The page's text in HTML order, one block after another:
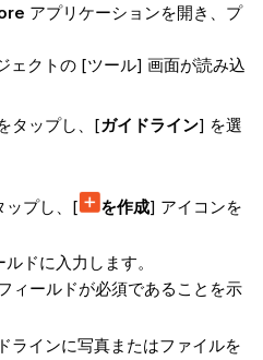
アプリケーションを開き、プ
ェクトの [ツール] 画面が読み込
タップし、[ガイドライン] を選
ップし、[ を作成] アイコンを
ドに入力します。
ィールドが必須であることを示
ラインに写真またはファイルを